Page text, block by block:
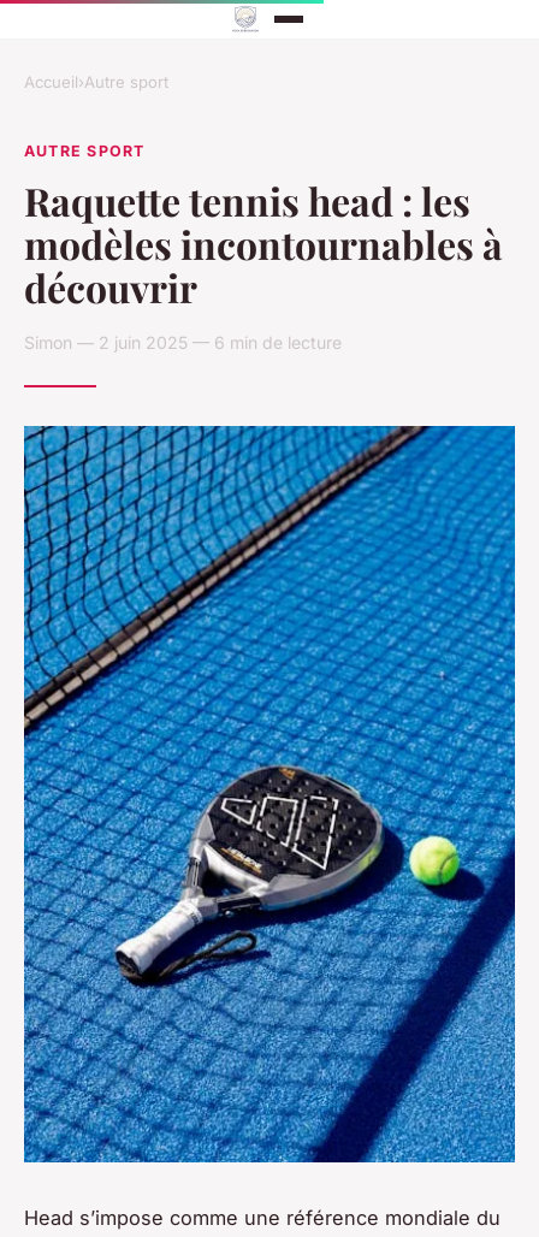
Accueil›Autre sport
AUTRE SPORT
Raquette tennis head : les
modèles incontournables à
découvrir
Simon — 2 juin 2025 — 6 min de lecture
Head s’impose comme une référence mondiale du